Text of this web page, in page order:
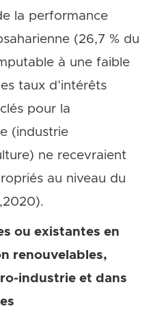
la performance
(26,7 % du
à une faible
taux d’intérêts
pour la
(industrie
ne recevraient
au niveau du
ou existantes en
renouvelables,
industrie et dans